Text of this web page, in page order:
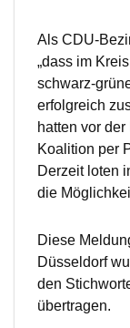
Als CDU-
„dass im
schwarz-
erfolgreich
hatten vor
Koalition per
Derzeit loten
die
Diese
Düsseldorf
den
übertragen.